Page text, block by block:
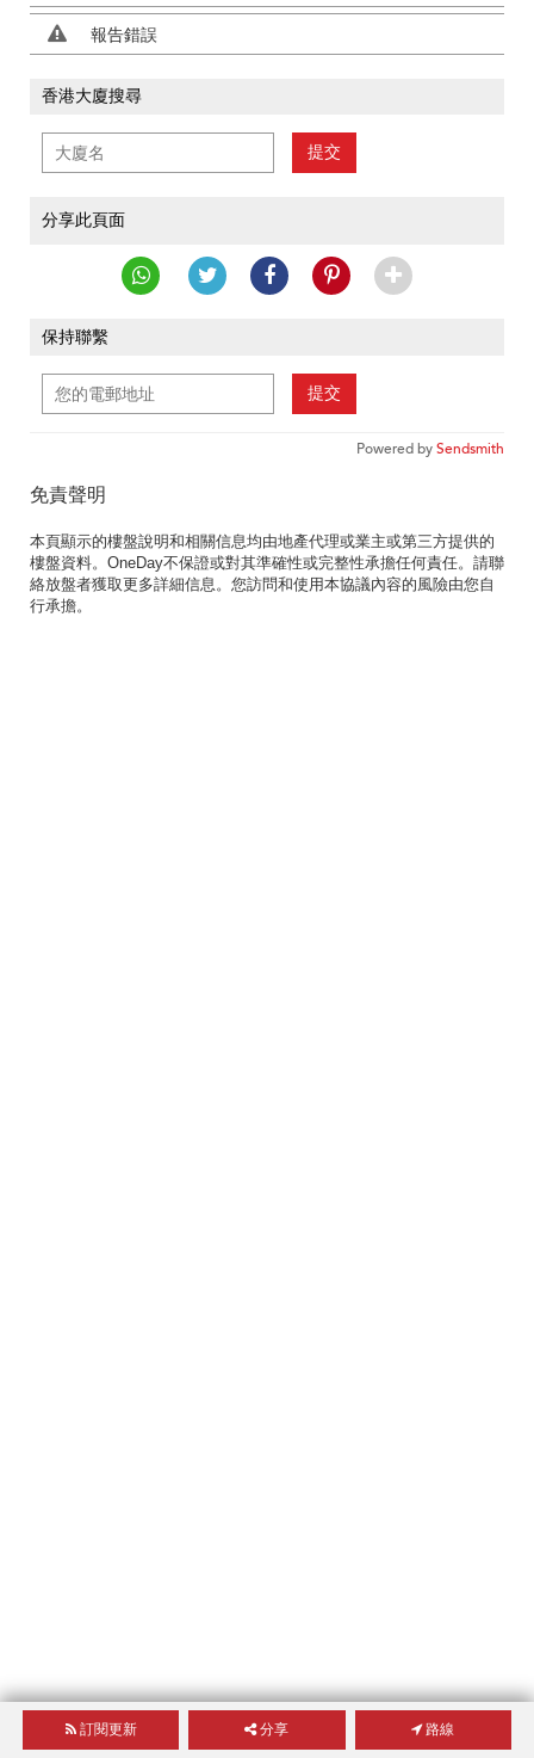
報告錯誤
香港大廈搜尋
提交
分享此頁面
保持聯繫
提交
Powered bySendsmith
免責聲明
本頁顯示的樓盤說明和相關信息均由地產代理或業主或第三方提供的
樓盤資料。OneDay不保證或對其準確性或完整性承擔任何責任。請聯
絡放盤者獲取更多詳細信息。您訪問和使用本協議內容的風險由您自
行承擔。
訂閱更新 分享 路線